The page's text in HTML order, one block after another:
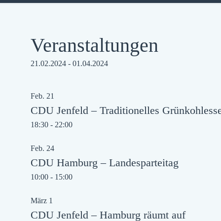
Veranstaltungen
21.02.2024 - 01.04.2024
of
Veranstaltungen
Photo
View
Feb. 21
CDU Jenfeld – Traditionelles
18:30 - 22:00
Feb. 24
CDU Hamburg – Landesparteitag
10:00 - 15:00
März 1
CDU Jenfeld – Hamburg räumt auf